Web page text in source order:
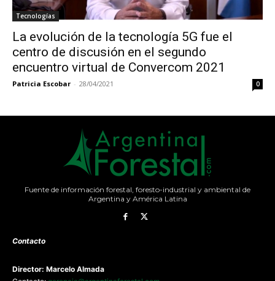
Tecnologías
La evolución de la tecnología 5G fue el
centro de discusión en el segundo
encuentro virtual de Convercom 2021
Patricia Escobar - 28/04/2021 0
Fuente de información forestal, foresto-industrial y ambiental de
Argentina y América Latina
Contacto
Director: Marcelo Almada